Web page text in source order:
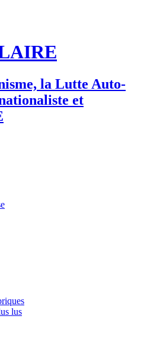
la Lutte Auto-
et
lus